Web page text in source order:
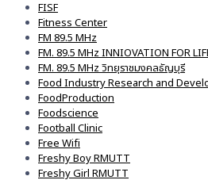
FISF
Fitness Center
FM 89.5 MHz
FM. 89.5 MHz INNIOVATION FOR
FM. 89.5 MHz วิทยุราชมงคลธัญบุรี
Food Industry Research and
FoodProduction
Foodscience
Football Clinic
Free Wifi
Freshy Boy RMUTT
Freshy Girl RMUTT